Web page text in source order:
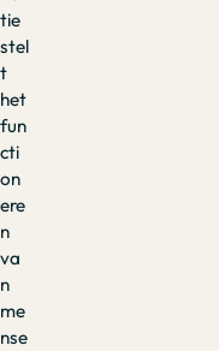
tie
stel
t
het
fun
cti
on
ere
n
va
n
me
nse